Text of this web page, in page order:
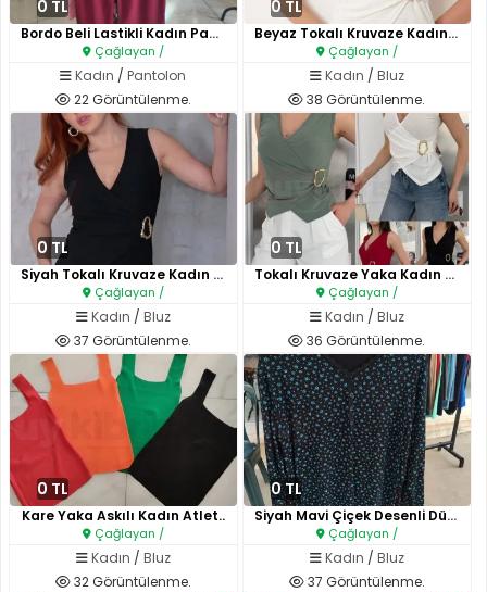
0 TL
Bordo Beli Lastikli Kadın Pant..
Çağlayan /
Kadın /Pantolon
22 Görüntülenme.
0 TL
Beyaz Tokalı Kruvaze Kadın Blu..
Çağlayan /
Kadın / Bluz
38 Görüntülenme.
0 TL
Siyah Tokalı Kruvaze Kadın Blu..
Çağlayan /
Kadın / Bluz
37 Görüntülenme.
0 TL
Tokalı Kruvaze Yaka Kadın Bluz..
Çağlayan /
Kadın / Bluz
36 Görüntülenme.
0 TL
Kare Yaka Askılı Kadın Atlet..
Çağlayan /
Kadın / Bluz
32 Görüntülenme.
0 TL
Siyah Mavi Çiçek Desenli Düğme..
Çağlayan /
Kadın / Bluz
37 Görüntülenme.